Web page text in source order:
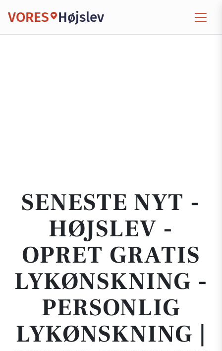
VORES Højslev
SENESTE NYT -
HØJSLEV -
OPRET GRATIS
LYKØNSKNING -
PERSONLIG
LYKØNSKNING |